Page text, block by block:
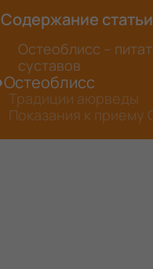
Содержание статьи
Остеоблисс –
суставов
Остеоблисс
Традиции аюрведы
Показания к приему